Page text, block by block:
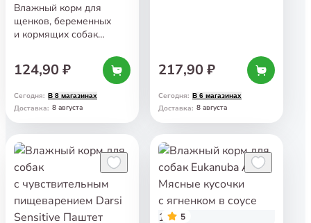
Влажный корм для
щенков, беременных
и кормящих собак
с ягненком и морковью
124,90 ₽
Сегодня: В 8 магазинах
Доставка: 8 августа
217,90 ₽
Сегодня: В 6 магазинах
Доставка: 8 августа
5